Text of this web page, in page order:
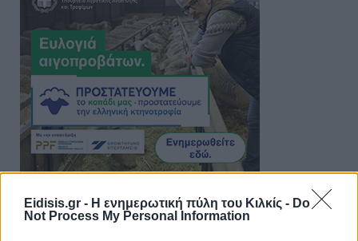
Eidisis.gr - Η ενημερωτική πύλη του Κιλκίς - Do
Not Process My Personal Information